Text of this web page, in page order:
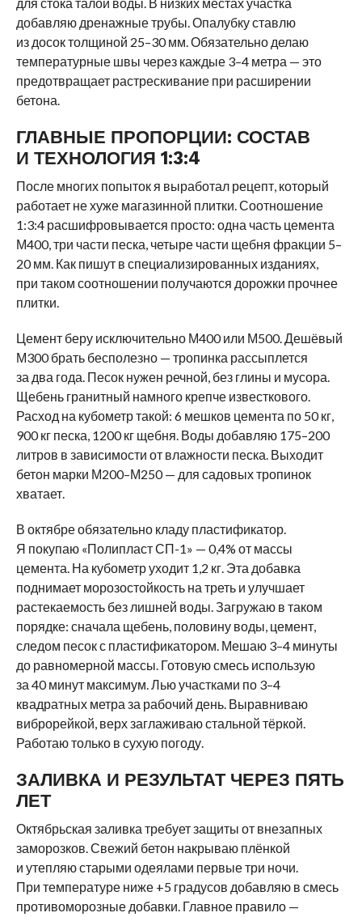
добавляю дренажные трубы. Опалубку ставлю
из досок толщиной 25–30 мм. Обязательно делаю
температурные швы через каждые 3–4 метра — это
предотвращает растрескивание при расширении
бетона.
ГЛАВНЫЕ ПРОПОРЦИИ: СОСТАВ
И ТЕХНОЛОГИЯ 1:3:4
После многих попыток я выработал рецепт, который
работает не хуже магазинной плитки. Соотношение
1:3:4 расшифровывается просто: одна часть цемента
М400, три части песка, четыре части щебня фракции 5–
20 мм. Как пишут в специализированных изданиях,
при таком соотношении получаются дорожки прочнее
плитки.
Цемент беру исключительно М400 или М500. Дешёвый
М300 брать бесполезно — тропинка рассыплется
за два года. Песок нужен речной, без глины и мусора.
Щебень гранитный намного крепче известкового.
Расход на кубометр такой: 6 мешков цемента по 50 кг,
900 кг песка, 1200 кг щебня. Воды добавляю 175–200
литров в зависимости от влажности песка. Выходит
бетон марки М200–М250 — для садовых тропинок
хватает.
В октябре обязательно кладу пластификатор.
Я покупаю «Полипласт СП-1» — 0,4% от массы
цемента. На кубометр уходит 1,2 кг. Эта добавка
поднимает морозостойкость на треть и улучшает
растекаемость без лишней воды. Загружаю в таком
порядке: сначала щебень, половину воды, цемент,
следом песок с пластификатором. Мешаю 3–4 минуты
до равномерной массы. Готовую смесь использую
за 40 минут максимум. Лью участками по 3–4
квадратных метра за рабочий день. Выравниваю
виброрейкой, верх заглаживаю стальной тёркой.
Работаю только в сухую погоду.
ЗАЛИВКА И РЕЗУЛЬТАТ ЧЕРЕЗ ПЯТЬ
ЛЕТ
Октябрьская заливка требует защиты от внезапных
заморозков. Свежий бетон накрываю плёнкой
и утепляю старыми одеялами первые три ночи.
При температуре ниже +5 градусов добавляю в смесь
противоморозные добавки. Главное правило —